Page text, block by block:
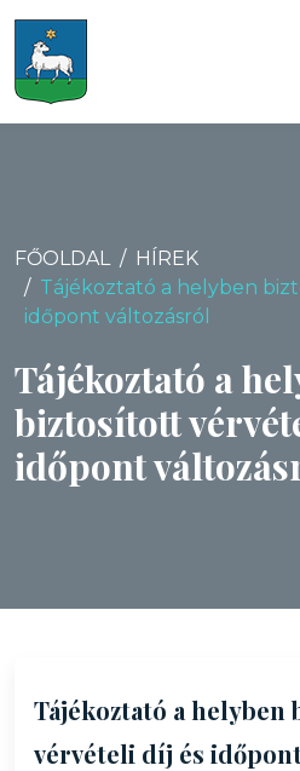
FŐOLDAL
HÍREK
Tájékoztató a helyben
időpont változásról
Tájékoztató a
biztosított
időpont
Tájékoztató a
vérvételi díj és